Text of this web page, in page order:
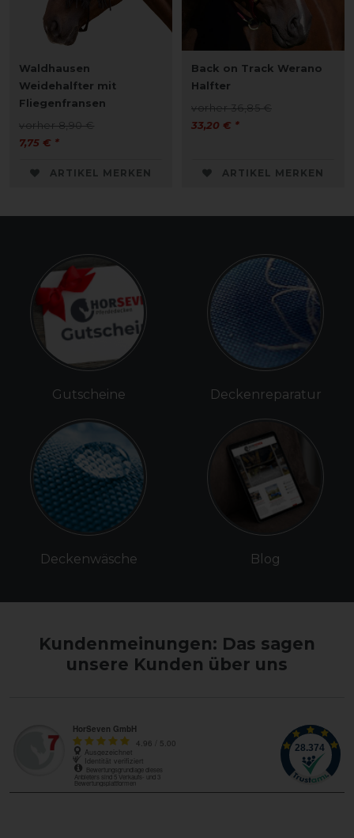
Waldhausen
Weidehalfter mit
Fliegenfransen
vorher 8,90 €
7,75 € *
ARTIKEL MERKEN
Back on Track Werano
Halfter
vorher 36,85 €
33,20 € *
ARTIKEL MERKEN
Gutscheine
Deckenwäsche
Deckenreparatur
Blog
Kundenmeinungen: Das sagen
unsere Kunden über uns